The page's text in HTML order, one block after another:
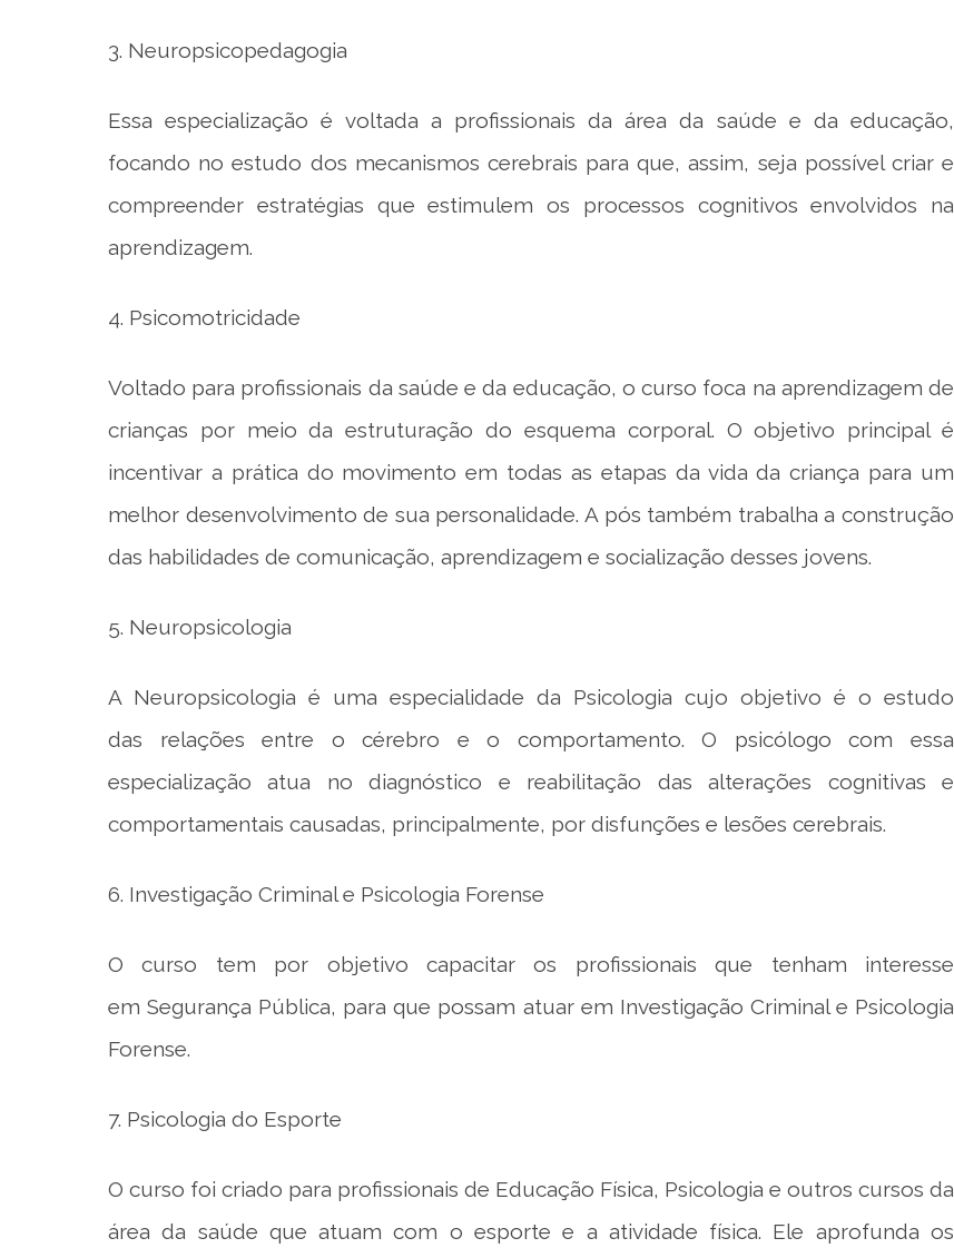
3. Neuropsicopedagogia
Essa especialização é voltada a profissionais da área da saúde e da educação,
focando no estudo dos mecanismos cerebrais para que, assim, seja possível criar e
compreender estratégias que estimulem os processos cognitivos envolvidos na
aprendizagem.
4. Psicomotricidade
Voltado para profissionais da saúde e da educação, o curso foca na aprendizagem de
crianças por meio da estruturação do esquema corporal. O objetivo principal é
incentivar a prática do movimento em todas as etapas da vida da criança para um
melhor desenvolvimento de sua personalidade. A pós também trabalha a construção
das habilidades de comunicação, aprendizagem e socialização desses jovens.
5. Neuropsicologia
A Neuropsicologia é uma especialidade da Psicologia cujo objetivo é o estudo
das relações entre o cérebro e o comportamento. O psicólogo com essa
especialização atua no diagnóstico e reabilitação das alterações cognitivas e
comportamentais causadas, principalmente, por disfunções e lesões cerebrais.
6. Investigação Criminal e Psicologia Forense
O curso tem por objetivo capacitar os profissionais que tenham interesse
em Segurança Pública, para que possam atuar em Investigação Criminal e Psicologia
Forense.
7. Psicologia do Esporte
O curso foi criado para profissionais de Educação Física, Psicologia e outros cursos da
área da saúde que atuam com o esporte e a atividade física. Ele aprofunda os